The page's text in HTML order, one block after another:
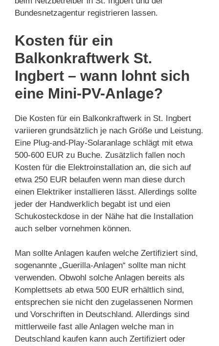
Bundesnetzagentur registrieren lassen.
Kosten für ein
Balkonkraftwerk St.
Ingbert – wann lohnt sich
eine Mini-PV-Anlage?
Die Kosten für ein Balkonkraftwerk in St. Ingbert
variieren grundsätzlich je nach Größe und Leistung.
Eine Plug-and-Play-Solaranlage schlägt mit etwa
500-600 EUR zu Buche. Zusätzlich fallen noch
Kosten für die Elektroinstallation an, die sich auf
etwa 250 EUR belaufen wenn man diese durch
einen Elektriker installieren lässt. Allerdings sollte
jeder der Handwerklich begabt ist und eien
Schukosteckdose in der Nähe hat die Installation
auch selber vornehmen können.
Man sollte Anlagen kaufen welche Zertifiziert sind,
sogenannte „Guerilla-Anlagen“ sollte man nicht
verwenden. Obwohl solche Anlagen bereits als
Komplettsets ab etwa 500 EUR erhältlich sind,
entsprechen sie nicht den zugelassenen Normen
und Vorschriften in Deutschland. Allerdings sind
mittlerweile fast alle Anlagen welche man in
Deutschland kaufen kann auch Zertifiziert oder